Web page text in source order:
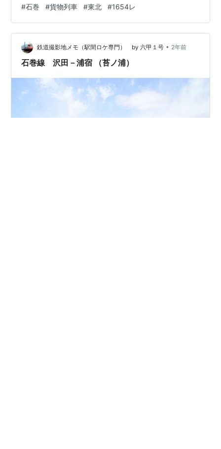
所に止まってくれたのは○仙石線貨物支線(石巻
港)2024/12/14/18：49撮影EOSR5 RF70-200 F2.8L IS
焦点距離 157mm(35mm換算)ISO 250 7011-3 KATO カ
トー DE10 JR貨物更新色 Nゲー…
#石巻 #貨物列車 #東北 #1654レ
鉄道撮影地メモ（駅間ロケ専門） by 六甲１号 • 2年前
石巻線 沢田－浦宿 （苔ノ浦）